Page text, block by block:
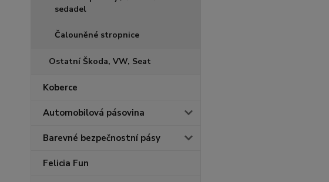
sedadel
Čalouněné stropnice
Ostatní Škoda, VW, Seat
Koberce
Automobilová pásovina
Barevné bezpečnostní pásy
Felicia Fun